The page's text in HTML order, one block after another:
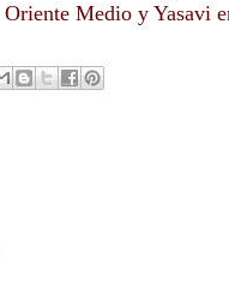
Medio y Yasavi